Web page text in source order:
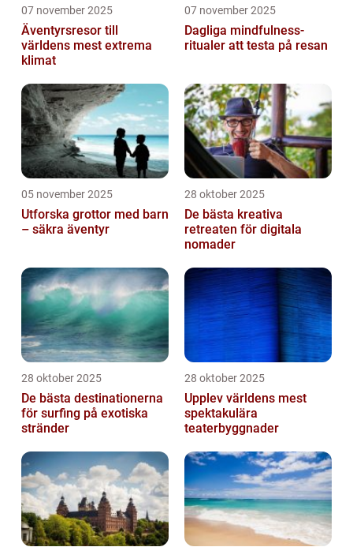
07 november 2025
Äventyrsresor till
världens mest extrema
klimat
07 november 2025
Dagliga mindfulness-
ritualer att testa på resan
05 november 2025
Utforska grottor med barn
– säkra äventyr
28 oktober 2025
De bästa kreativa
retreaten för digitala
nomader
28 oktober 2025
De bästa destinationerna
för surfing på exotiska
stränder
28 oktober 2025
Upplev världens mest
spektakulära
teaterbyggnader